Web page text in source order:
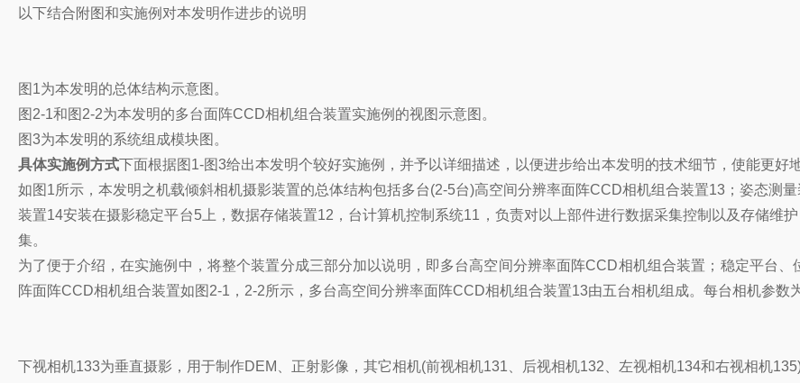
以下结合附图和实施例对本发明作进步的说明
图1为本发明的总体结构示意图。
图2-1和图2-2为本发明的多台面阵CCD相机组合装置实施例的视图示意图。
图3为本发明的系统组成模块图。
具体实施例方式下面根据图1-图3给出本发明个较好实施例，并予以详细描述，以便进步给出本发明的技术细节，使能更好
如图1所示，本发明之机载倾斜相机摄影装置的总体结构包括多台(2-5台)高空间分辨率面阵CCD相机组合装置13；姿态测
装置14安装在摄影稳定平台5上，数据存储装置12，台计算机控制系统11，负责对以上部件进行数据采集控制以及存储维
集。
为了便于介绍，在实施例中，将整个装置分成三部分加以说明，即多台高空间分辨率面阵CCD相机组合装置；稳定平台
阵面阵CCD相机组合装置如图2-1，2-2所示，多台高空间分辨率面阵CCD相机组合装置13由五台相机组成。每台相机参数
下视相机133为垂直摄影，用于制作DEM、正射影像，其它相机(前视相机131、后视相机132、左视相机134和右视相机